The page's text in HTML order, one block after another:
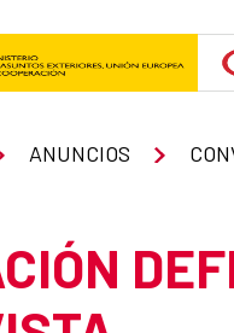
ANUNCIOS